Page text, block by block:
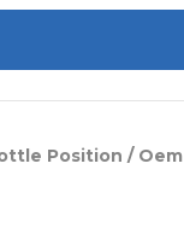
Position / Oem